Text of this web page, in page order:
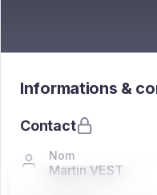
Informations &
Contact
Nom
Martin VEST